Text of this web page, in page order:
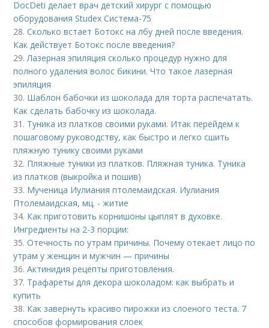
DocDeti делает врач детский хирург с помощью
оборудования Studex Система-75
28.Сколько встает Ботокс на лбу дней после введения.
Как действует Ботокс после введения?
29.Лазерная эпиляция сколько процедур нужно для
полного удаления волос бикини. Что такое лазерная
эпиляция
30. Шаблон бабочки из шоколада для торта распечатать.
Как сделать бабочку из шоколада.
31. Туника из платков своими руками. Итак перейдем к
пошаговому руководству, как быстро и легко сшить
пляжную тунику своими руками
32. Пляжные туники из платков. Пляжная туника. Туника
из платков (выкройка и пошив)
33. Мученица Иулиания птолемаидская. Иулиания
Птолемаидская, мц. - житие
34. Как приготовить корнишоны цыплят в духовке.
Ингредиенты на 2-3 порции:
35.Отечность по утрам причины. Почему отекает лицо по
утрам у женщин и мужчин — причины
36.Актинидия рецепты приготовления.
37. Трафареты для декора шоколадом: как выбрать и
купить
38. Как завернуть красиво пирожки из слоеного теста. 7
способов формирования слоек